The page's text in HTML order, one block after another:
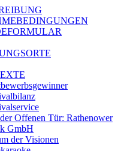
Offenen Tür: Rathenower
GmbH
der Visionen